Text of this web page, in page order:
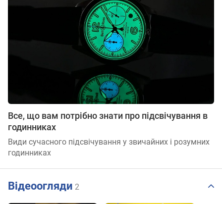
Все, що вам потрібно знати про підсвічування в
годинниках
Види сучасного підсвічування у звичайних і розумних
годинниках
Відеоогляди 2